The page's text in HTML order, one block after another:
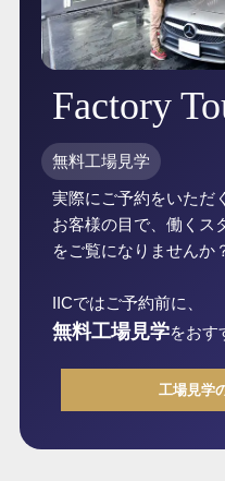
Factory
無料工場見学
実際にご予約をいただ
お客様の目で、働くス
をご覧になりませんか
IICではご予約前に、
無料工場見学をおす
工場見学